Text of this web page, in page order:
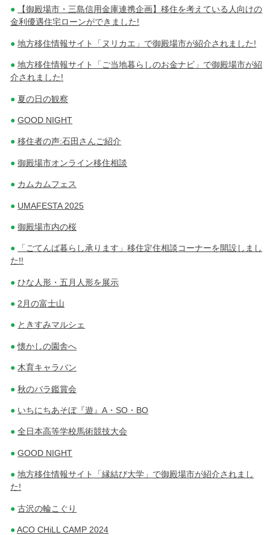
【御殿場市・三島信用金庫連携企画】移住を考えている人向けの
金利優遇住宅ローンができました!
地方移住情報サイト「ヌリカエ」で御殿場市が紹介されました!
地方移住情報サイト「ご当地暮らしのお金ナビ」で御殿場市が紹
介されました!
夏の日の観察
GOOD NIGHT
移住者の声:石田さんご紹介
御殿場市オンライン移住相談
カムカムフェス
UMAFESTA 2025
御殿場市内の桜
「ごてんば暮らし承ります」移住定住相談コーナーを開設しまし
た!!
ひな人形・五月人形を展示
2月の富士山
ときすみマルシェ
懐かしの園舎へ
木育キャラバン
秋のバラ鑑賞会
いちにちあそぼ『遊』A・SO・BO
全日本高等学校馬術競技大会
GOOD NIGHT
地方移住情報サイト「縁結び大学」で御殿場市が紹介されまし
た!
古沢の輪こぐり
ACO CHiLL CAMP 2024